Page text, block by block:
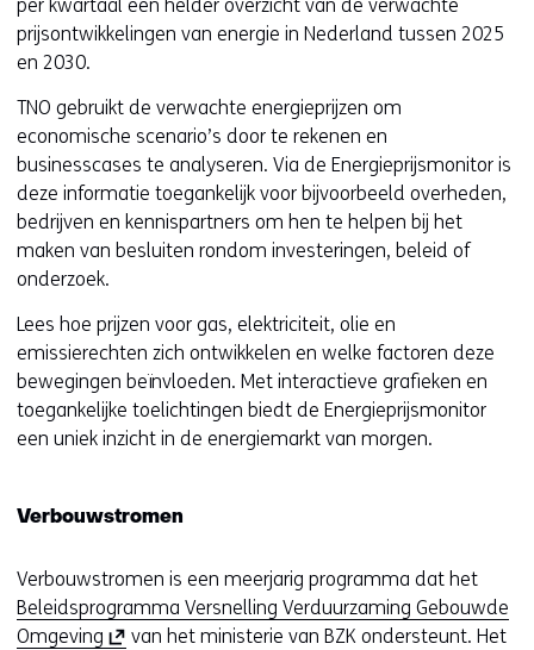
e
n
t
e
r
)
i
e
n
s
t
e
per kwartaal een helder overzicht van de verwachte
prijsontwikkelingen van energie in Nederland tussen 2025
en 2030.
TNO gebruikt de verwachte energieprijzen om
economische scenario’s door te rekenen en
businesscases te analyseren. Via de Energieprijsmonitor is
deze informatie toegankelijk voor bijvoorbeeld overheden,
bedrijven en kennispartners om hen te helpen bij het
maken van besluiten rondom investeringen, beleid of
onderzoek.
Lees hoe prijzen voor gas, elektriciteit, olie en
emissierechten zich ontwikkelen en welke factoren deze
bewegingen beïnvloeden. Met interactieve grafieken en
toegankelijke toelichtingen biedt de Energieprijsmonitor
een uniek inzicht in de energiemarkt van morgen.
Verbouwstromen
Verbouwstromen is een meerjarig programma dat het
Beleidsprogramma Versnelling Verduurzaming Gebouwde
Omgeving (
van het ministerie van BZK ondersteunt. Het